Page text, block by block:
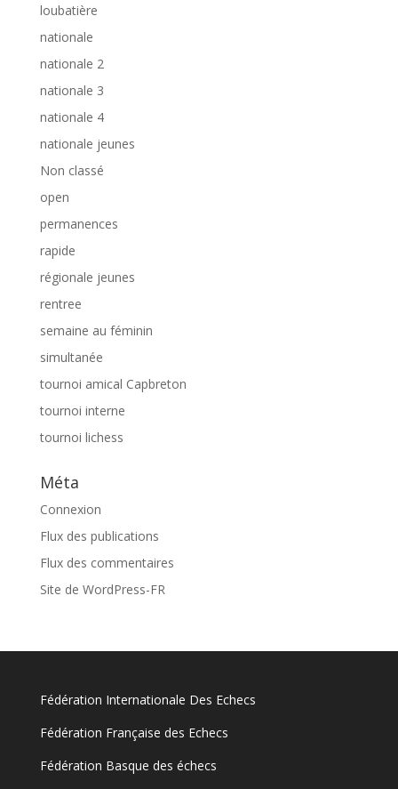
loubatière
nationale
nationale 2
nationale 3
nationale 4
nationale jeunes
Non classé
open
permanences
rapide
régionale jeunes
rentree
semaine au féminin
simultanée
tournoi amical Capbreton
tournoi interne
tournoi lichess
Méta
Connexion
Flux des publications
Flux des commentaires
Site de WordPress-FR
Fédération Internationale Des Echecs
Fédération Française des Echecs
Fédération Basque des échecs